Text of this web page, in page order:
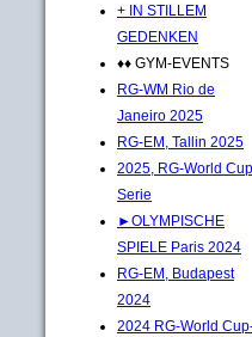
+ IN STILLEM
GEDENKEN
♦♦ GYM-EVENTS
RG-WM Rio de
Janeiro 2025
RG-EM, Tallin 2025
2025, RG-World
Serie
►OLYMPISCHE
SPIELE Paris 2024
RG-EM, Budapest
2024
2024 RG-World